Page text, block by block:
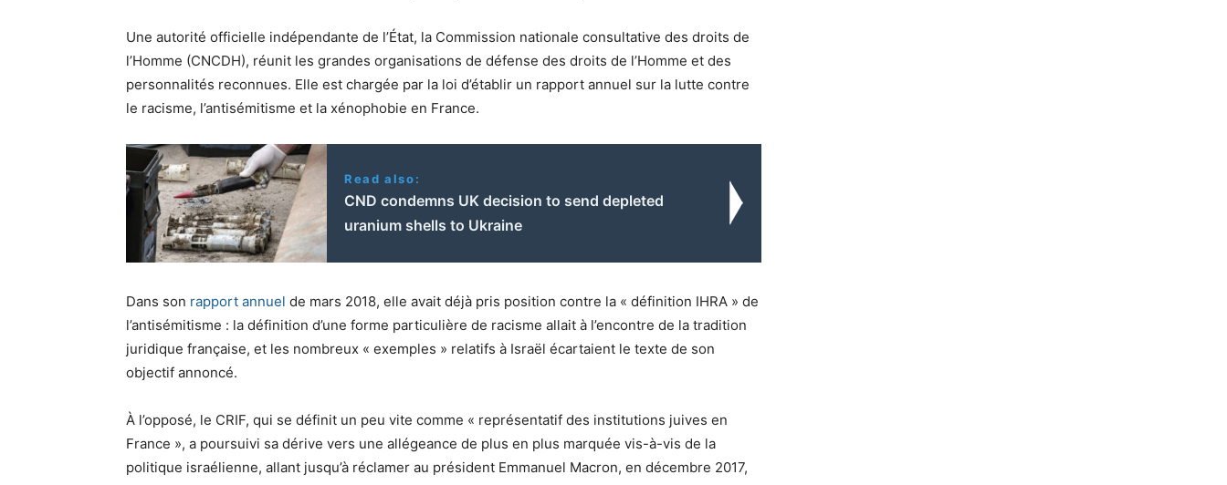
Une autorité officielle indépendante de l’État, la Commission nationale consultative des droits de
l’Homme (CNCDH), réunit les grandes organisations de défense des droits de l’Homme et des
personnalités reconnues. Elle est chargée par la loi d’établir un rapport annuel sur la lutte contre
le racisme, l’antisémitisme et la xénophobie en France.
Read also:
CND condemns UK decision to send depleted
uranium shells to Ukraine
Dans son rapport annuel de mars 2018, elle avait déjà pris position contre la « définition IHRA » de
l’antisémitisme : la définition d’une forme particulière de racisme allait à l’encontre de la tradition
juridique française, et les nombreux « exemples » relatifs à Israël écartaient le texte de son
objectif annoncé.
À l’opposé, le CRIF, qui se définit un peu vite comme « représentatif des institutions juives en
France », a poursuivi sa dérive vers une allégeance de plus en plus marquée vis-à-vis de la
politique israélienne, allant jusqu’à réclamer au président Emmanuel Macron, en décembre 2017,